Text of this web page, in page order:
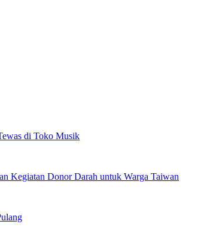
di Toko Musik
Kegiatan Donor Darah untuk Warga Taiwan